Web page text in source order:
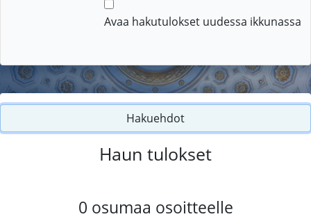
Avaa hakutulokset uudessa ikkunassa
Hakuehdot
Haun tulokset
0 osumaa osoitteelle